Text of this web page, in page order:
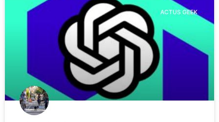
ACTUS GEEK